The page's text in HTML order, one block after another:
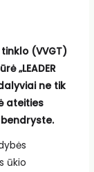
(VVGT)
„LEADER
ne tik
ateities
ūkio